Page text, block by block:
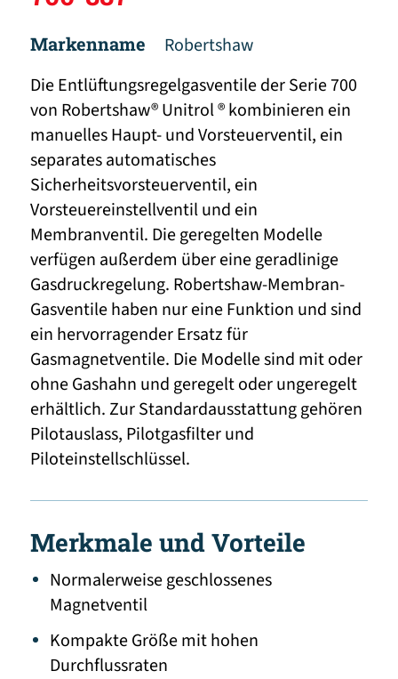
Markenname
Robertshaw
Die Entlüftungsregelgasventile der Serie 700
von Robertshaw® Unitrol ® kombinieren ein
manuelles Haupt- und Vorsteuerventil, ein
separates automatisches
Sicherheitsvorsteuerventil, ein
Vorsteuereinstellventil und ein
Membranventil. Die geregelten Modelle
verfügen außerdem über eine geradlinige
Gasdruckregelung. Robertshaw-Membran-
Gasventile haben nur eine Funktion und sind
ein hervorragender Ersatz für
Gasmagnetventile. Die Modelle sind mit oder
ohne Gashahn und geregelt oder ungeregelt
erhältlich. Zur Standardausstattung gehören
Pilotauslass, Pilotgasfilter und
Piloteinstellschlüssel.
Merkmale und Vorteile
Normalerweise geschlossenes
Magnetventil
Kompakte Größe mit hohen
Durchflussraten